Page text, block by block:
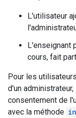
L'utilisateur
L'enseignant
cours, fait
Pour les
d'un
consentement de
avec la méthode